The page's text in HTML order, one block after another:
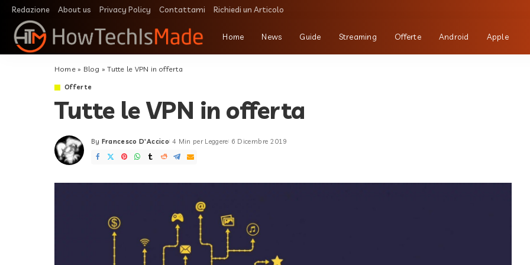
Redazione About us Privacy Policy Contattami Richiedi un Articolo
Home News Guide Streaming Offerte Android Apple
Home» Blog »Tutte le VPN in offerta
Offerte
Tutte le VPN in offerta
Posted
by
By Francesco D'Accico 4 Min per Leggere 6 Dicembre 2019